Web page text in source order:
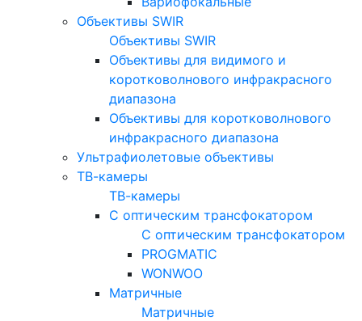
Объективы SWIR
Объективы SWIR
Объективы для видимого и
коротковолнового инфракрасного
диапазона
Объективы для коротковолнового
инфракрасного диапазона
Ультрафиолетовые объективы
ТВ-камеры
ТВ-камеры
С оптическим трансфокатором
С оптическим трансфокатором
PROGMATIC
WONWOO
Матричные
Матричные